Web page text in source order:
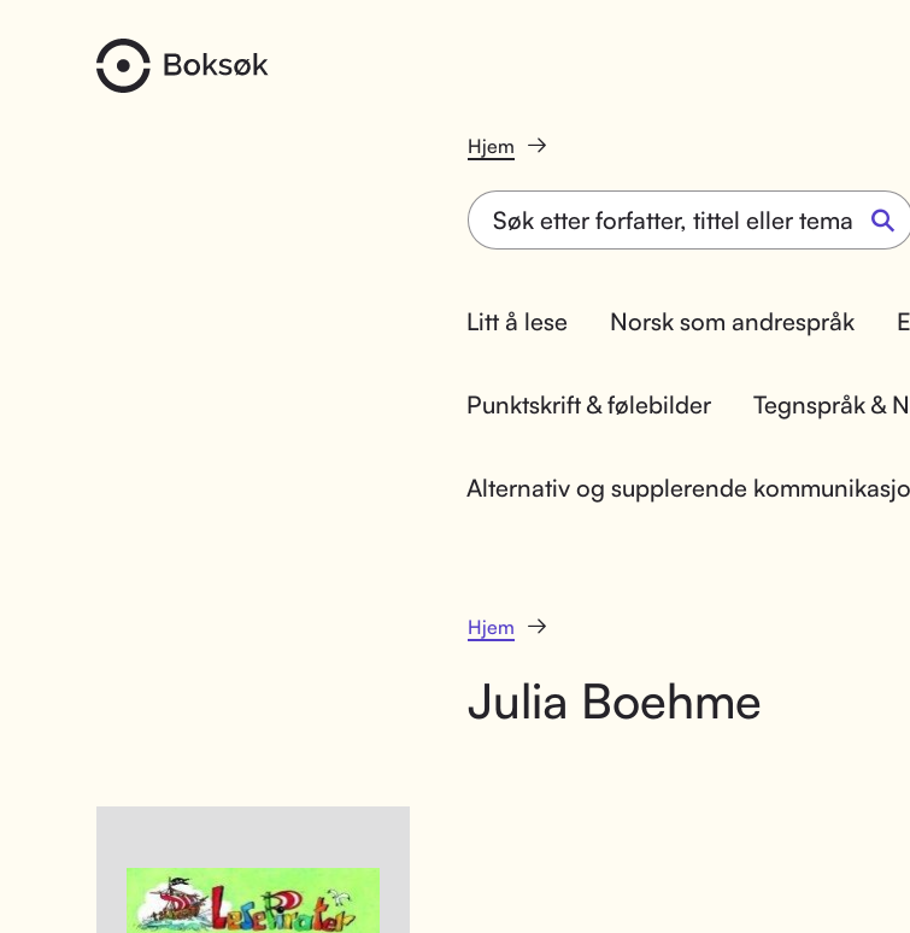
Hjem
Litt å lese Norsk som andrespråk
Punktskrift & følebilder Tegnspråk &
Alternativ og supplerende
Hjem
Julia Boehme